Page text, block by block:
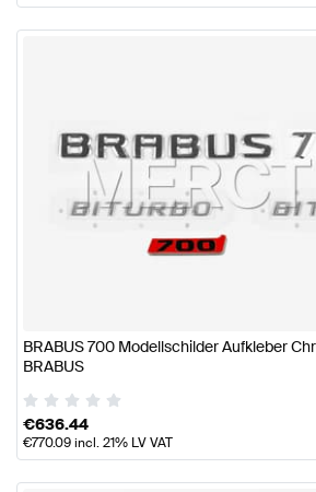
BRABUS 700 Modellschilder Aufkleber
BRABUS
€636.44
€770.09incl. 21% LV VAT